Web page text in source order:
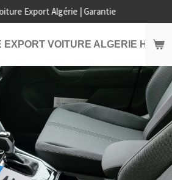
EXPORT VOITURE ALGERIE HORS
Export Algérie | Garantie